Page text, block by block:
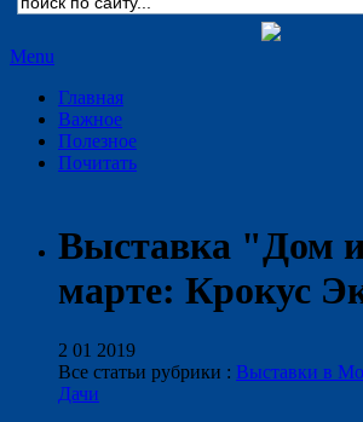
Menu
Главная
Важное
Полезное
Почитать
Выставка "Дом
марте: Крокус
2 01 2019
Все статьи рубрики : Выставки в
Дачи